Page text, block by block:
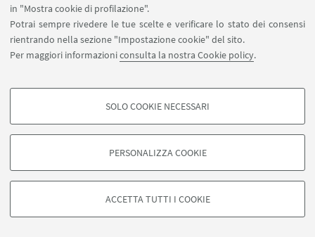
in "Mostra cookie di profilazione".
Potrai sempre rivedere le tue scelte e verificare lo stato dei consensi
rientrando nella sezione "Impostazione cookie" del sito.
Per maggiori informazioniconsulta la nostra Cookie policy.
COOKIE DI PROFILAZIONE - FACOLTATIVI
degli utenti, creare profili in base al loro comportamento sul sito, per analisi
di marketing.
Google/Youtube Video
SOLO COOKIE NECESSARI
PERSONALIZZA COOKIE
ACCETTA TUTTI I COOKIE
IN EVIDENZA
METAFISICHE E ALTRI SAPERI[ .pdf 541Kb ]
©Copyright 2026 - ALMA MATER STUDIORUM - Università di
Privacy- Note legali-Impostazioni Cookie